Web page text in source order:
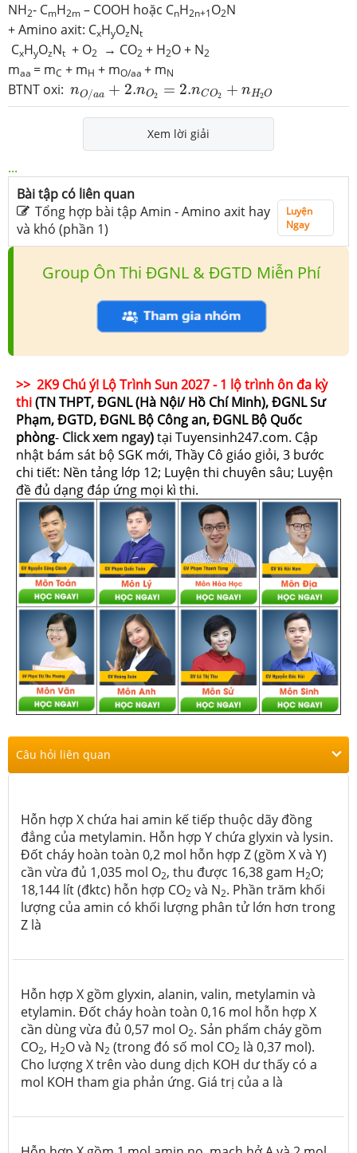
NH2- CmH2m – COOH hoặc CnH2n+1O2N
+ Amino axit: CxHyOzNt
CxHyOzNt + O2 → CO2 + H2O + N2
maa = mC + mH + mO/aa + mN
BTNT oxi: nO/aa + 2.nO2 = 2.nCO2 + nH2O
n O/ a +2.n O 2= 2. nCO + nH2 O
Xem lời giải
...
Bài tập có liên quan
Tổng hợp bài tập Amin - Amino axit hay
và khó (phần 1)
Luyện
Ngay
Group Ôn Thi ĐGNL & ĐGTD Miễn Phí
>> 2K9 Chú ý! Lộ Trình Sun 2027 - 1 lộ trình ôn đa kỳ
thi(TN THPT, ĐGNL (Hà Nội/ Hồ Chí Minh), ĐGNL Sư
Phạm, ĐGTD, ĐGNL Bộ Công an, ĐGNL Bộ Quốc
phòng- Click xem ngay)tại Tuyensinh247.com. Cập
nhật bám sát bộ SGK mới, Thầy Cô giáo giỏi, 3 bước
chi tiết: Nền tảng lớp 12; Luyện thi chuyên sâu; Luyện
đề đủ dạng đáp ứng mọi kì thi.
Câu hỏi liên quan
Hỗn hợp X chứa hai amin kế tiếp thuộc dãy đồng
đẳng của metylamin. Hỗn hợp Y chứa glyxin và lysin.
Đốt cháy hoàn toàn 0,2 mol hỗn hợp Z (gồm X và Y)
cần vừa đủ 1,035 mol O2, thu được 16,38 gam H2O;
18,144 lít (đktc) hỗn hợp CO2 và N2. Phần trăm khối
lượng của amin có khối lượng phân tử lớn hơn trong
Z là
Hỗn hợp X gồm glyxin, alanin, valin, metylamin và
etylamin. Đốt cháy hoàn toàn 0,16 mol hỗn hợp X
cần dùng vừa đủ 0,57 mol O2. Sản phẩm cháy gồm
CO2, H2O và N2 (trong đó số mol CO2 là 0,37 mol).
Cho lượng X trên vào dung dịch KOH dư thấy có a
mol KOH tham gia phản ứng. Giá trị của a là